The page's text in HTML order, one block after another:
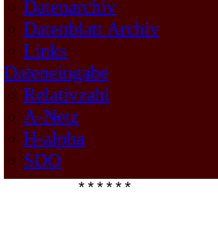
Datenarchiv
Datenblatt Archiv
Links
Dateneingabe
Relativzahl
A-Netz
H-alpha
SDO
******